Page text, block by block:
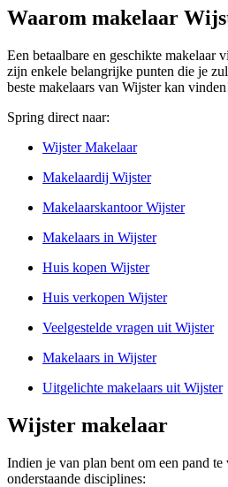
Waarom makelaar
Een betaalbare en geschikte makelaar
zijn enkele belangrijke punten die je
beste makelaars van Wijster kan
Spring direct naar:
Wijster Makelaar
Makelaardij Wijster
Makelaarskantoor Wijster
Makelaars in Wijster
Huis kopen Wijster
Huis verkopen Wijster
Veelgestelde vragen uit Wijster
Makelaars in Wijster
Uitgelichte makelaars uit Wijster
Wijster makelaar
Indien je van plan bent om een pand
onderstaande disciplines: